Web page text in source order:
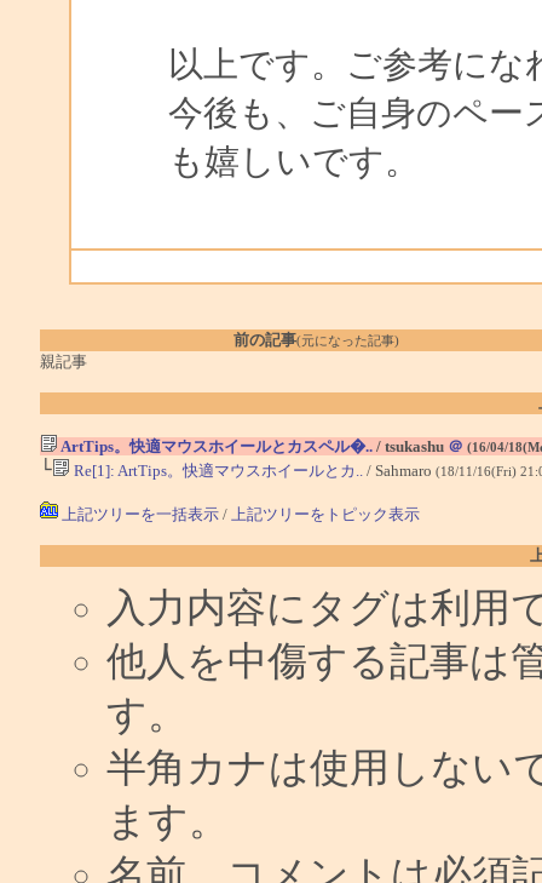
以上です。ご参考にな
今後も、ご自身のペ
も嬉しいです。
前の記事(元になった記事)
親記事
ArtTips。快適マウスホイールとカスペル�../ tsukashu ＠ (16/04/
└ Re[1]: ArtTips。快適マウスホイールとカ.. / Sahmaro (18/11/16(Fri)
上記ツリーを一括表示/ 上記ツリーをトピック表示
入力内容にタグは利用
他人を中傷する記事は
す。
半角カナは使用しない
ます。